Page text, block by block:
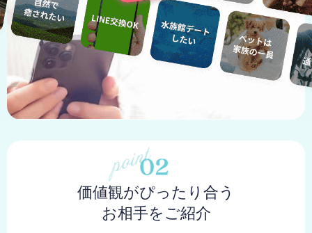
価値観がぴったり合う
お相手をご紹介